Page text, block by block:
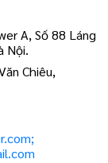
A, Số 88 Láng
Nội.
Chiêu,